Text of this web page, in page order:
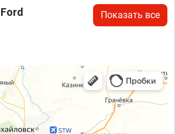
Показать все